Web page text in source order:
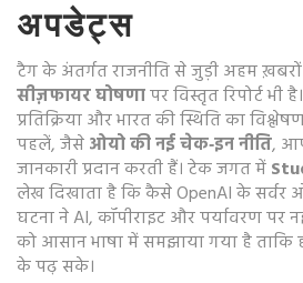
अपडेट्स
टैग के अंतर्गत राजनीति से जुड़ी अहम
सीज़फायर घोषणापर विस्तृत रिपोर्ट भी
प्रतिक्रिया और भारत की स्थिति का
पहलें, जैसेओयो की नई चेक‑इन नीति,
जानकारी प्रदान करती हैं। टेक जगत में
लेख दिखाता है कि कैसे OpenAI के सर्वर
घटना ने AI, कॉपीराइट और पर्यावरण पर
को आसान भाषा में समझाया गया है ताकि
के पढ़ सके।